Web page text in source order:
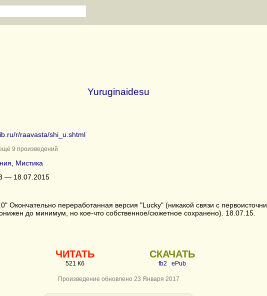
Yuruginaidesu
r/raavasta/shi_u.shtml
9 произведений
Мистика
— 18.07.2015
Окончательно переработанная версия "Lucky" (никакой связи с
до минимум, но кое-что собственное/сюжетное сохранено). 18.07.15.
ЧИТАТЬ
521 Кб
СКАЧАТЬ
fb2 ePub
Произведение обновлено 23 Января 2017